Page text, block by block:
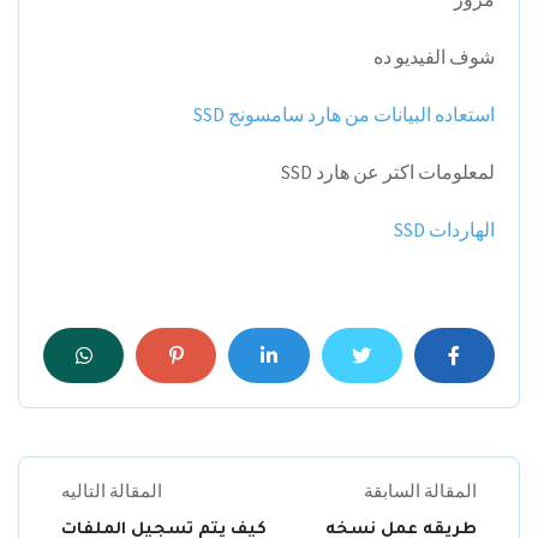
شوف الفيديو ده
استعاده البيانات من هارد سامسونج SSD
لمعلومات اكتر عن هارد SSD
الهاردات SSD
المقالة السابقة
طريقه عمل نسخه
المقالة التاليه
كيف يتم تسجيل الملفات